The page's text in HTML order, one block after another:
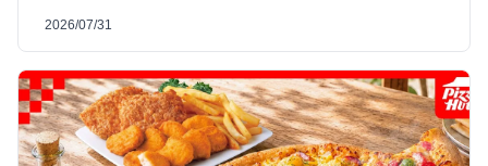
2026/07/31